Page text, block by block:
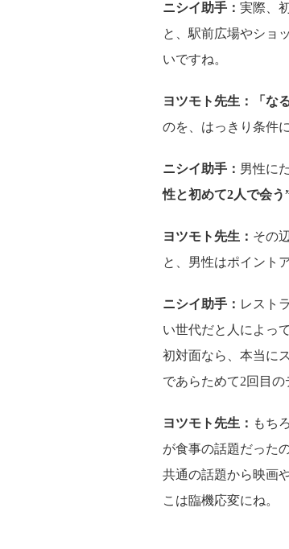
ニシイ助手： 実際、
と、駅前広場やショ
いですね。
ヨツモト先生： 「な
のを、はっきり条件
ニシイ助手： 男性に
性と初めて2人で会う
ヨツモト先生： その
と、男性はポイント
ニシイ助手： レスト
い世代だと人によっ
初対面なら、本当に
であらためて2回目の
ヨツモト先生： もち
が食事の話題だった
共通の話題から映画
こは臨機応変にね。